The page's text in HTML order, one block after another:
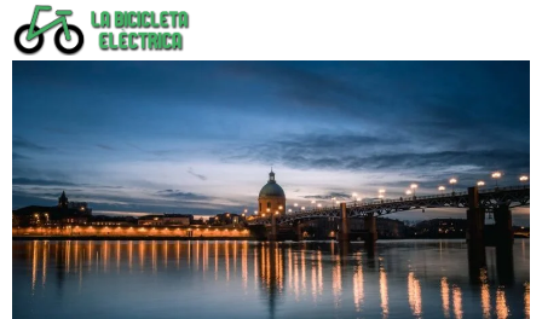
Saltar
al